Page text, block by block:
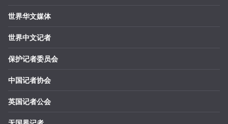
世界华文媒体
世界中文记者
保护记者委员会
中国记者协会
英国记者公会